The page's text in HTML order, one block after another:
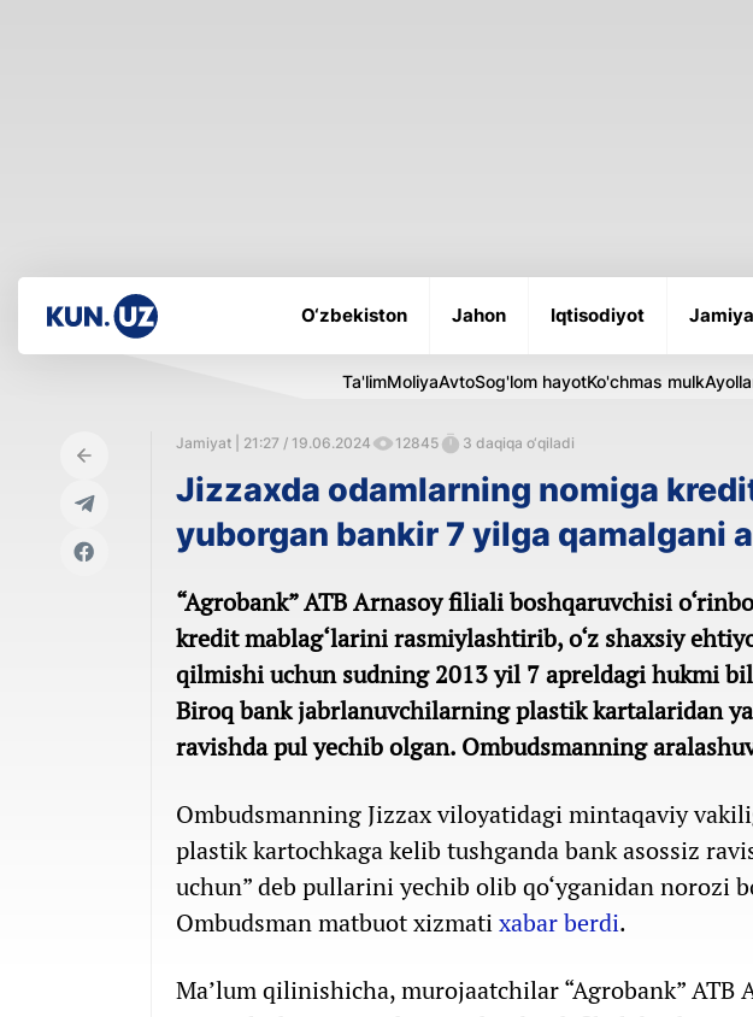
O‘zbekiston Jahon Iqtisodiyot
Ta'limMoliyaAvtoSog'lom hayotKo'chmas mulk
Jamiyat | 21:27 / 19.06.2024 12845 3 daqiqa o‘qiladi
Jizzaxda odamlarning nomiga
yuborgan bankir 7 yilga qamalgani
“Agrobank” ATB Arnasoy filiali boshqaruvchisi
kredit mablag‘larini rasmiylashtirib, o‘z shaxsiy
qilmishi uchun sudning 2013 yil 7 apreldagi hukmi
Biroq bank jabrlanuvchilarning plastik kartalaridan
ravishda pul yechib olgan. Ombudsmanning
Ombudsmanning Jizzax viloyatidagi mintaqaviy
plastik kartochkaga kelib tushganda bank asossiz
uchun” deb pullarini yechib olib qo‘yganidan norozi
Ombudsman matbuot xizmatixabar berdi.
Ma’lum qilinishicha, murojaatchilar “Agrobank”